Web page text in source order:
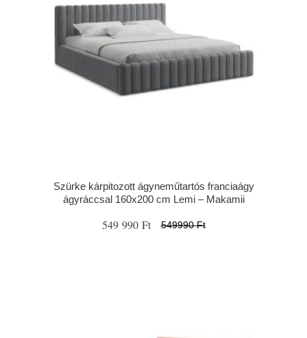
Szürke kárpitozott ágyneműtartós franciaágy
ágyráccsal 160x200 cm Lemi – Makamii
549 990 Ft 549990 Ft